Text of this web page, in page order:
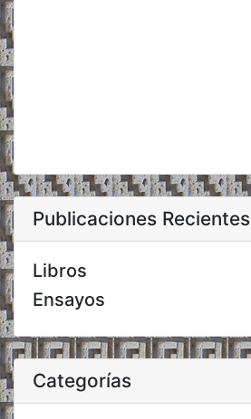
Publicaciones Recientes
Libros
Ensayos
Categorías